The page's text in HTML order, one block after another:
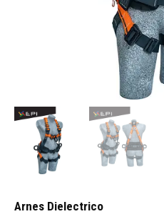
Arnes Dielectrico